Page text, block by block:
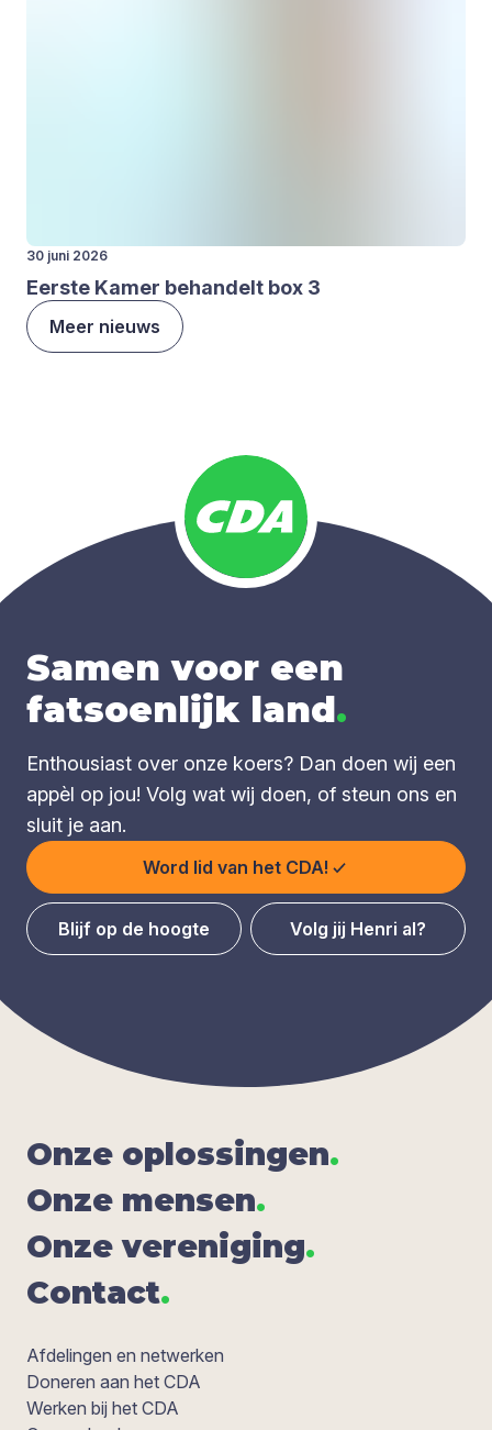
30 juni 2026
Eer­ste Kamer behan­delt box 3
Meer nieuws
Samen voor een
fatsoenlijk land.
Enthousiast over onze koers? Dan doen wij een
appèl op jou! Volg wat wij doen, of steun ons en
sluit je aan.
Word lid van het CDA!
Blijf op de hoogte Volg jij Henri al?
Onze oplos­sin­gen.
Onze men­sen.
Onze ver­e­ni­ging.
Con­tact.
Afdelingen en netwerken
Doneren aan het CDA
Werken bij het CDA